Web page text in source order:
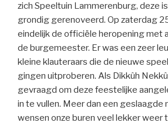
zich Speeltuin Lammerenburg, deze
grondig gerenoveerd. Op zaterdag
eindelijk de officiële heropening met
de burgemeester. Er was een zeer
kleine klauteraars die de nieuwe
gingen uitproberen. Als Dikkûh
gevraagd om deze feestelijke
in te vullen. Meer dan een geslaagde
wensen onze buren veel lekker weer